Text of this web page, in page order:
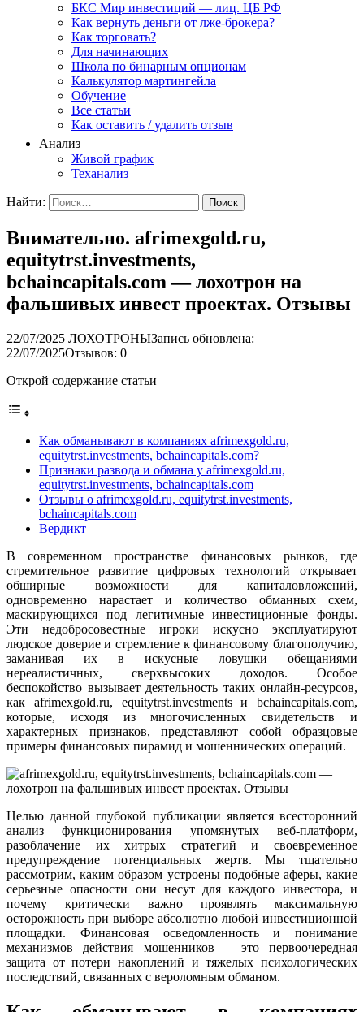
БКС Мир инвестиций — лиц. ЦБ РФ
Как вернуть деньги от лже-брокера?
Как торговать?
Для начинающих
Школа по бинарным опционам
Калькулятор мартингейла
Обучение
Все статьи
Как оставить / удалить отзыв
Анализ
Живой график
Теханализ
Найти:
Внимательно. afrimexgold.ru,
equitytrst.investments,
bchaincapitals.com — лохотрон на
фальшивых инвест проектах. Отзывы
22/07/2025 ЛОХОТРОНЫЗапись обновлена:
22/07/2025Отзывов: 0
Открой содержание статьи
Как обманывают в компаниях afrimexgold.ru,
equitytrst.investments, bchaincapitals.com?
Признаки развода и обмана у afrimexgold.ru,
equitytrst.investments, bchaincapitals.com
Отзывы о afrimexgold.ru, equitytrst.investments,
bchaincapitals.com
Вердикт
В современном пространстве финансовых рынков, где
стремительное развитие цифровых технологий открывает
обширные возможности для капиталовложений,
одновременно нарастает и количество обманных схем,
маскирующихся под легитимные инвестиционные фонды.
Эти недобросовестные игроки искусно эксплуатируют
людское доверие и стремление к финансовому благополучию,
заманивая их в искусные ловушки обещаниями
нереалистичных, сверхвысоких доходов. Особое
беспокойство вызывает деятельность таких онлайн-ресурсов,
как afrimexgold.ru, equitytrst.investments и bchaincapitals.com,
которые, исходя из многочисленных свидетельств и
характерных признаков, представляют собой образцовые
примеры финансовых пирамид и мошеннических операций.
Целью данной глубокой публикации является всесторонний
анализ функционирования упомянутых веб-платформ,
разоблачение их хитрых стратегий и своевременное
предупреждение потенциальных жертв. Мы тщательно
рассмотрим, каким образом устроены подобные аферы, какие
серьезные опасности они несут для каждого инвестора, и
почему критически важно проявлять максимальную
осторожность при выборе абсолютно любой инвестиционной
площадки. Финансовая осведомленность и понимание
механизмов действия мошенников – это первоочередная
защита от потери накоплений и тяжелых психологических
последствий, связанных с вероломным обманом.